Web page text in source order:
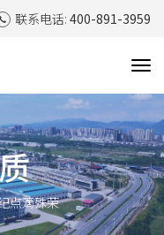
联系电话: 400-891-3959
T
g
l
e
n
a
v
点滴殊荣